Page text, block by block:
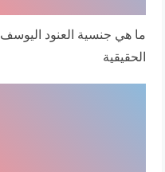
ما هي جنسية العنود اليوسف
الحقيقية